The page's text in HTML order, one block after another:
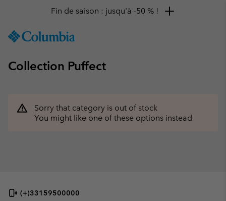
TO
SKIP
SKIP
Fin de saison : jusqu'à -50 % !
Collection Puffect
Sorry that category is out of stock
You might like one of these options instead
(+)33159500000